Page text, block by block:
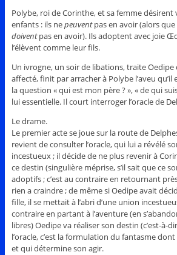
Polybe, roi de Corinthe, et sa femme
enfants : ils nepeuventpas en avoir (alors que
doiventpas en avoir). Ils adoptent avec joie
l’élèvent comme leur fils.
Un ivrogne, un soir de libations, traite Oedipe
affecté, finit par arracher à Polybe l’aveu
la question « qui est mon père ? », « de qui
lui essentielle. Il court interroger l’oracle de
Le drame.
Le premier acte se joue sur la route de
revient de consulter l’oracle, qui lui a révélé
incestueux ; il décide de ne plus revenir à
ce destin (singulière méprise, s’il sait que ce
adoptifs ; c’est au contraire en retournant près
rien a craindre ; de même si Oedipe avait
fille, il se mettait à l’abri d’une union
contraire en partant à l’aventure (en
libres) Oedipe va réaliser son destin (c’est-à-
l’oracle, c’est la formulation du fantasme
et qui détermine son agir.